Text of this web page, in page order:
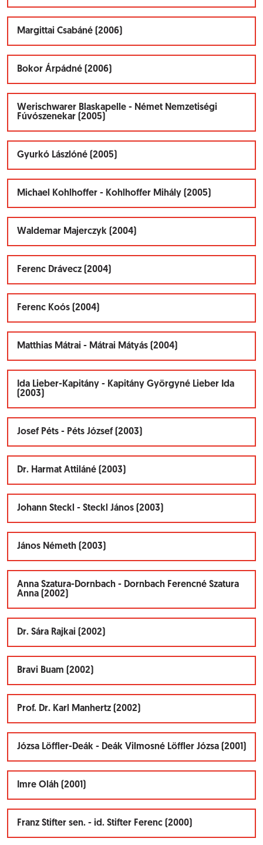
Margittai Csabáné (2006)
Bokor Árpádné (2006)
Werischwarer Blaskapelle - Német Nemzetiségi
Fúvószenekar (2005)
Gyurkó Lászlóné (2005)
Michael Kohlhoffer - Kohlhoffer Mihály (2005)
Waldemar Majerczyk (2004)
Ferenc Drávecz (2004)
Ferenc Koós (2004)
Matthias Mátrai - Mátrai Mátyás (2004)
Ida Lieber-Kapitány - Kapitány Györgyné Lieber Ida
(2003)
Josef Péts - Péts József (2003)
Dr. Harmat Attiláné (2003)
Johann Steckl - Steckl János (2003)
János Németh (2003)
Anna Szatura-Dornbach - Dornbach Ferencné Szatura
Anna (2002)
Dr. Sára Rajkai (2002)
Bravi Buam (2002)
Prof. Dr. Karl Manhertz (2002)
Józsa Löffler-Deák - Deák Vilmosné Löffler Józsa (2001)
Imre Oláh (2001)
Franz Stifter sen. - id. Stifter Ferenc (2000)